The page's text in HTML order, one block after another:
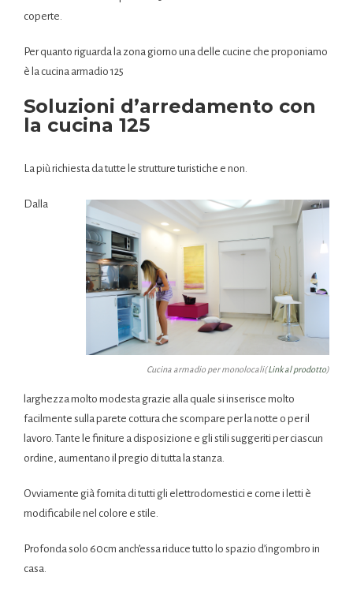
coperte.
Per quanto riguarda la zona giorno una delle cucine che proponiamo
è la cucina armadio 125
Soluzioni d’arredamento con
la cucina 125
La più richiesta da tutte le strutture turistiche e non.
Cucina armadio per monolocali(Link al prodotto)
Dalla
larghezza molto modesta grazie alla quale si inserisce molto
facilmente sulla parete cottura che scompare per la notte o per il
lavoro. Tante le finiture a disposizione e gli stili suggeriti per ciascun
ordine, aumentano il pregio di tutta la stanza.
Ovviamente già fornita di tutti gli elettrodomestici e come i letti è
modificabile nel colore e stile.
Profonda solo 60cm anch’essa riduce tutto lo spazio d’ingombro in
casa.